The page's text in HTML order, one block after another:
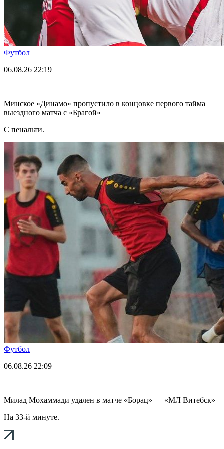
Футбол
06.08.26 22:19
Минское «Динамо» пропустило в концовке первого тайма
выездного матча с «Брагой»
С пенальти.
Футбол
06.08.26 22:09
Милад Мохаммади удален в матче «Борац» — «МЛ Витебск»
На 33-й минуте.